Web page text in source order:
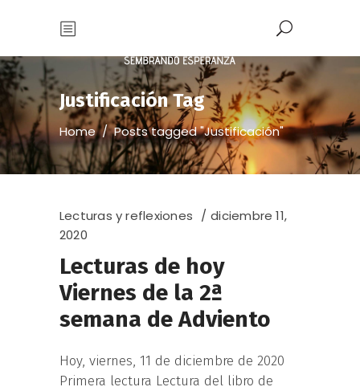
Justificación Tag
Home/Posts tagged "Justificación"
Lecturas y reflexiones
diciembre 11,
2020
Lecturas de hoy
Viernes de la 2ª
semana de Adviento
Hoy, viernes, 11 de diciembre de 2020
Primera lectura Lectura del libro de